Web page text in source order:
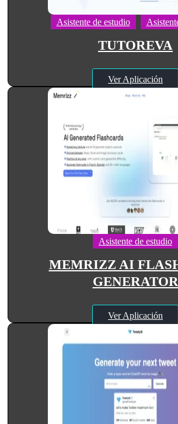
Asistente de estudio
TUTOREVA
Ver Aplicación
Asistente de estudio
MEMRIZZ AI
GENERATOR
Ver Aplicación